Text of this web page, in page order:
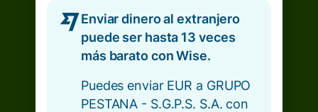
Enviar dinero al extranjero
puede ser hasta 13 veces
más barato con Wise.
Puedes enviar EUR a GRUPO
PESTANA - S.G.P.S. S.A. con